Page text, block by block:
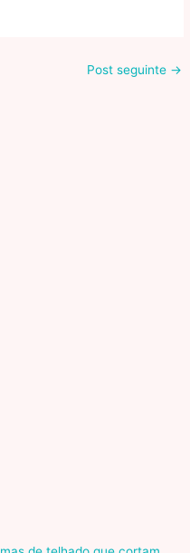
Post seguinte →